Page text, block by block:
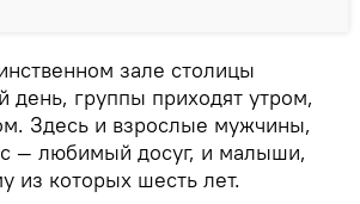
зале столицы
день, группы приходят утром,
Здесь и взрослые мужчины,
— любимый досуг, и малыши,
из которых шесть лет.